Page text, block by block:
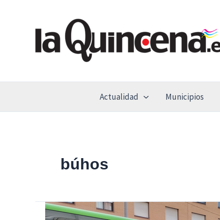
Actualidad Municipios
búhos
La